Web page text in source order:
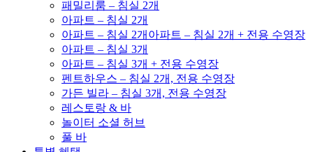
패밀리룸 – 침실 2개
아파트 – 침실 2개
아파트 – 침실 2개아파트 – 침실 2개 + 전용 수영장
아파트 – 침실 3개
아파트 – 침실 3개 + 전용 수영장
펜트하우스 – 침실 2개, 전용 수영장
가든 빌라 – 침실 3개, 전용 수영장
레스토랑 & 바
놀이터 소셜 허브
풀 바